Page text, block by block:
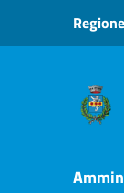
Vai ai
Vai al